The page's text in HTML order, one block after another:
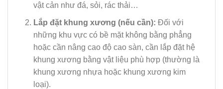
vật cản như đá, sỏi, rác thải…
Lắp đặt khung xương (nếu cần): Đối với
những khu vực có bề mặt không bằng phẳng
hoặc cần nâng cao độ cao sàn, cần lắp đặt hệ
khung xương bằng vật liệu phù hợp (thường là
khung xương nhựa hoặc khung xương kim
loại).